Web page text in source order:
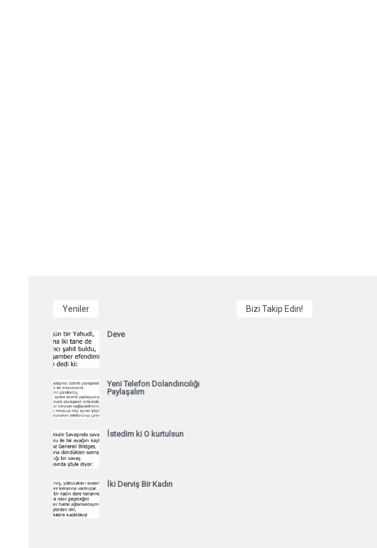
Yeniler
Deve
Yeni Telefon Dolandırıcılığı
Paylaşalım
İstedim ki O kurtulsun
İki Derviş Bir Kadın
Bizi Takip Edin!